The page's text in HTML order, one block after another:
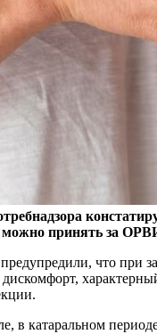
можно принять за
что при